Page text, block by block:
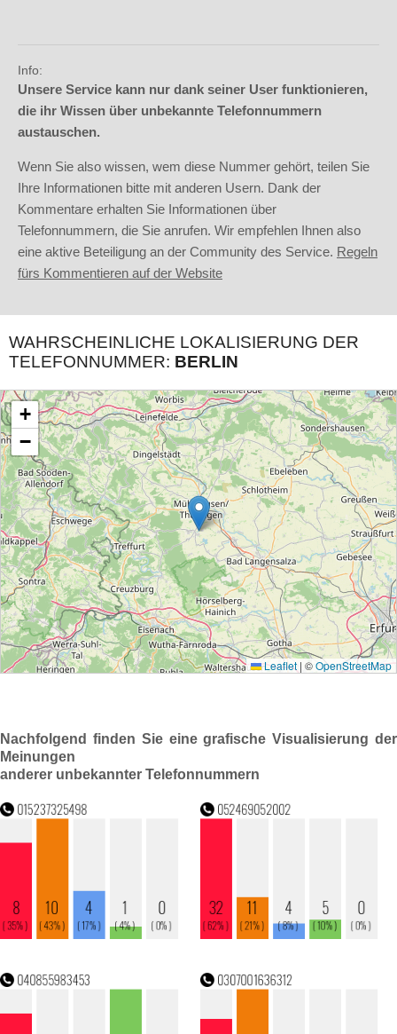
Info:
Unsere Service kann nur dank seiner User funktionieren,
die ihr Wissen über unbekannte Telefonnummern
austauschen.
Wenn Sie also wissen, wem diese Nummer gehört, teilen Sie
Ihre Informationen bitte mit anderen Usern. Dank der
Kommentare erhalten Sie Informationen über
Telefonnummern, die Sie anrufen. Wir empfehlen Ihnen also
eine aktive Beteiligung an der Community des Service. Regeln
fürs Kommentieren auf der Website
WAHRSCHEINLICHE LOKALISIERUNG DER
TELEFONNUMMER: BERLIN
Nachfolgend finden Sie eine grafische Visualisierung der
Meinungen
anderer unbekannter Telefonnummern